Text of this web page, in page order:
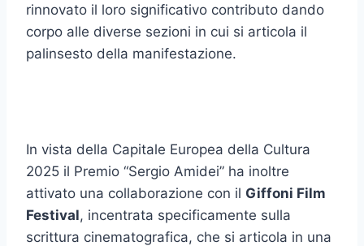
rinnovato il loro significativo contributo dando
corpo alle diverse sezioni in cui si articola il
palinsesto della manifestazione.
In vista della Capitale Europea della Cultura
2025 il Premio “Sergio Amidei” ha inoltre
attivato una collaborazione con il Giffoni Film
Festival, incentrata specificamente sulla
scrittura cinematografica, che si articola in una